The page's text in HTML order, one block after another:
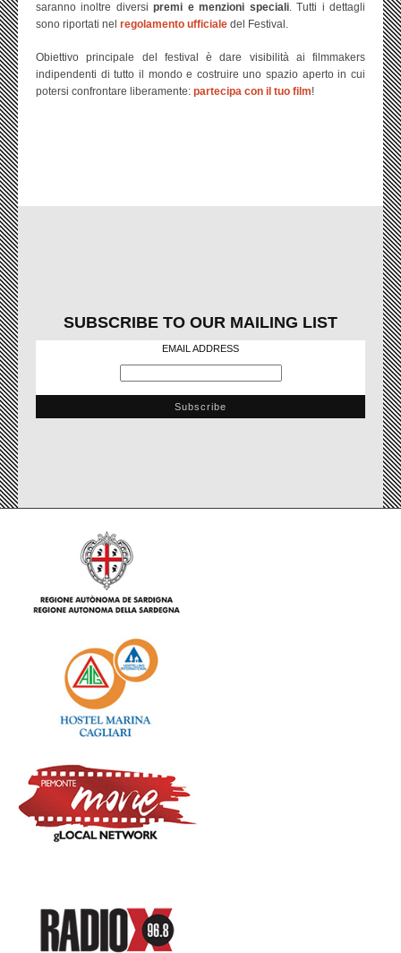
saranno inoltre diversipremi e menzioni speciali. Tutti i dettagli
sono riportati nel regolamento ufficiale del Festival.
Obiettivo principale del festival è dare visibilità ai filmmakers
indipendenti di tutto il mondo e costruire uno spazio aperto in cui
potersi confrontare liberamente: partecipa con il tuo film!
SUBSCRIBE TO OUR MAILING LIST
EMAIL ADDRESS